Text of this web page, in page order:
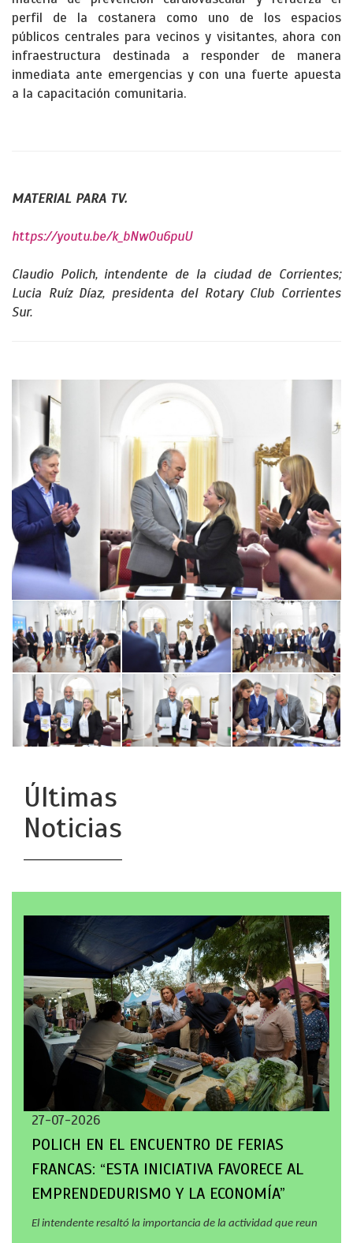
perfil de la costanera como uno de los espacios
públicos centrales para vecinos y visitantes, ahora con
infraestructura destinada a responder de manera
inmediata ante emergencias y con una fuerte apuesta
a la capacitación comunitaria.
MATERIAL PARA TV.
https://youtu.be/k_bNw0u6puU
Claudio Polich, intendente de la ciudad de Corrientes;
Lucia Ruíz Díaz, presidenta del Rotary Club Corrientes
Sur.
Últimas
Noticias
27-07-2026
POLICH EN EL ENCUENTRO DE FERIAS
FRANCAS: “ESTA INICIATIVA FAVORECE AL
EMPRENDEDURISMO Y LA ECONOMÍA”
El intendente resaltó la importancia de la actividad que reun